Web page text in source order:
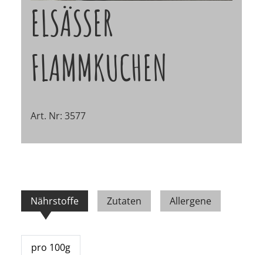
ELSÄSSER
FLAMMKUCHEN
Art. Nr: 3577
Nährstoffe Zutaten Allergene
pro 100g